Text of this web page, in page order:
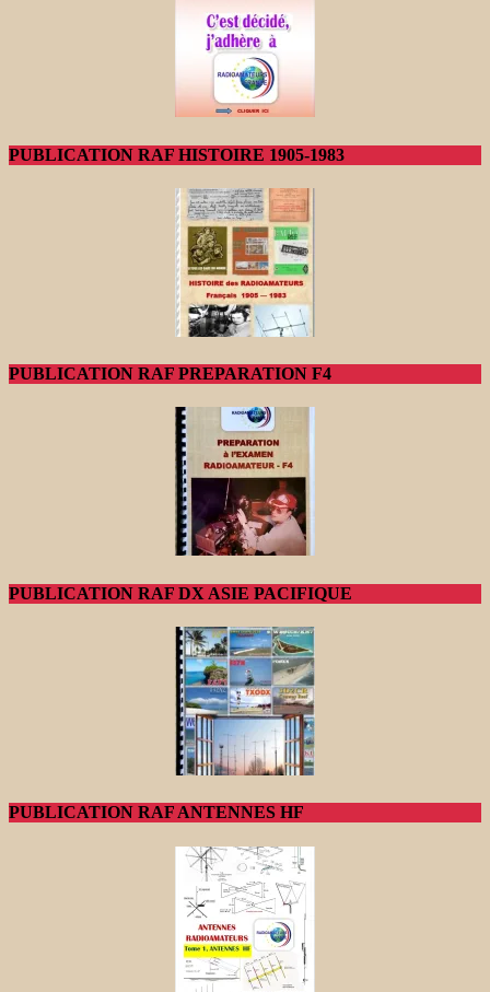
PUBLICATION RAF HISTOIRE 1905-1983
PUBLICATION RAF PREPARATION F4
PUBLICATION RAF DX ASIE PACIFIQUE
PUBLICATION RAF ANTENNES HF